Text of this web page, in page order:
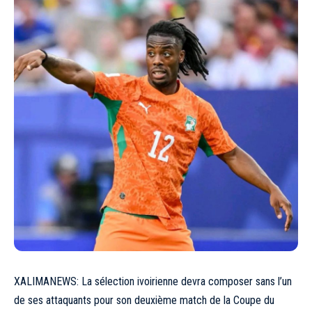
XALIMANEWS: La sélection ivoirienne devra composer sans l’un
de ses attaquants pour son deuxième match de la Coupe du